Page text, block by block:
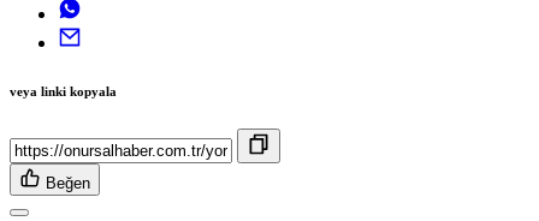
veya linki kopyala
Beğen